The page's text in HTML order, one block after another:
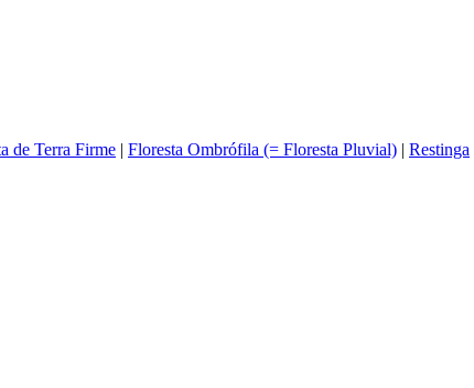
de Terra Firme | Floresta Ombrófila (= Floresta Pluvial) | Restinga